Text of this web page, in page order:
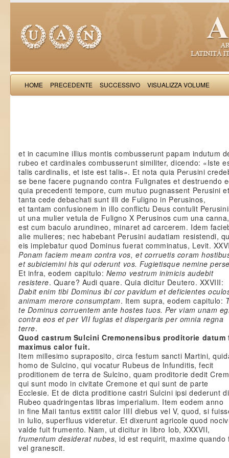
HOME PRECEDENTE SUCCESSIVO VISUALIZZA VOLUME
et in cacumine illius montis combusserunt papam indutum
rubeo et cardinales combusserunt similiter, dicendo: «Iste
talis cardinalis, et iste est talis». Et nota quia Perusini
se bene facere pugnando contra Fulignates et destruendo
quia precedenti tempore, cum mutuo pugnassent Perusini
tanta cede debachati sunt illi de Fuligno in Perusinos,
et tantam confusionem in illo conflictu Deus contulit
ut una mulier vetula de Fuligno X Perusinos cum una
est cum baculo arundineo, minaret ad carcerem. Idem
alie mulieres; nec habebant Perusini audatiam resistendi,
eis implebatur quod Dominus fuerat comminatus, Levit.
Ponam faciem meam contra vos, et corruetis coram
et subiciemini his qui oderunt vos. Fugietisque nemine
Et infra, eodem capitulo: Nemo vestrum inimicis audebit
resistere. Quare? Audi quare. Quia dicitur Deutero. XXVIII:
Dabit enim tibi Dominus ibi cor pavidum et deficientes
animam merore consumptam. Item supra, eodem capitulo:
te Dominus corruentem ante hostes tuos. Per viam unam
contra eos et per VII fugias et dispergaris per omnia regna
terre.
Quod castrum Sulcini Cremonensibus proditorie
maximus calor fuit.
Item millesimo supraposito, circa festum sancti Martini,
homo de Sulcino, qui vocatur Rubeus de Infunditis, fecit
proditionem de terra de Sulcino, quam proditorie dedit
qui sunt modo in civitate Cremone et qui sunt de parte
Ecclesie. Et de dicta proditione castri Sulcini ipsi dederunt
Rubeo quadringentas libras imperialium. Item eodem anno
in fine Maii tantus extitit calor IIII diebus vel V, quod, si
in Iulio, superfluus videretur. Et dixerunt agricole quod
valde fuit frumento. Nam, ut dicitur in libro Iob, XXXVII,
frumentum desiderat nubes, id est requirit, maxime quando
vel granescit.